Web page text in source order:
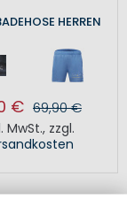
HERREN
€ 69,90 €
MwSt., zzgl.